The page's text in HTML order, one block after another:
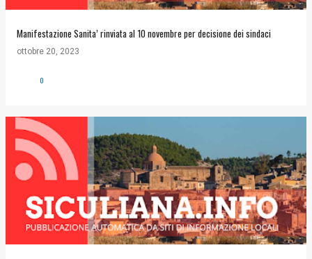
Manifestazione Sanita’ rinviata al 10 novembre per decisione dei sindaci
ottobre 20, 2023
0